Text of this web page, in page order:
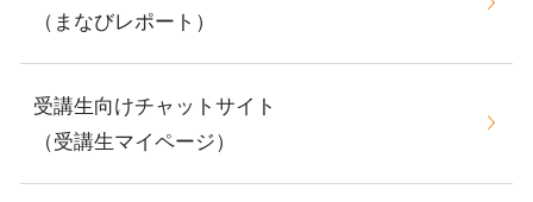
（まなびレポート）
受講生向けチャットサイト
（受講生マイページ）